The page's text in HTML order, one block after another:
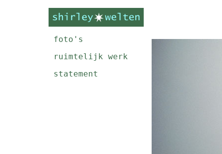
foto's
ruimtelijk werk
statement